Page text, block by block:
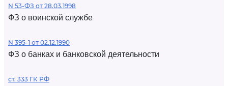
N 53-ФЗ от 28.03.1998
ФЗ о воинской службе
N 395-1 от 02.12.1990
ФЗ о банках и банковской деятельности
ст. 333 ГК РФ